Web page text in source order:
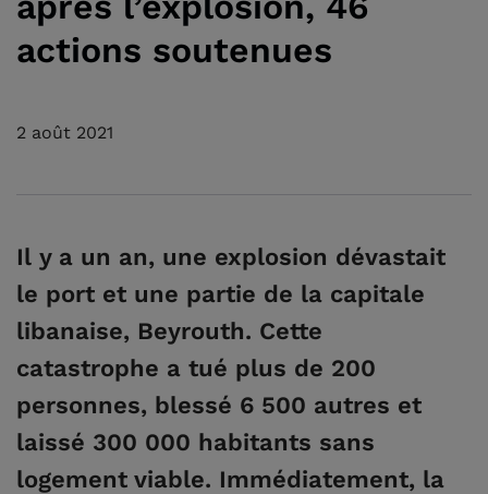
actions soutenues
2 août 2021
Il y a un an, une explosion dévastait
le port et une partie de la capitale
libanaise, Beyrouth. Cette
catastrophe a tué plus de 200
personnes, blessé 6 500 autres et
laissé 300 000 habitants sans
logement viable. Immédiatement, la